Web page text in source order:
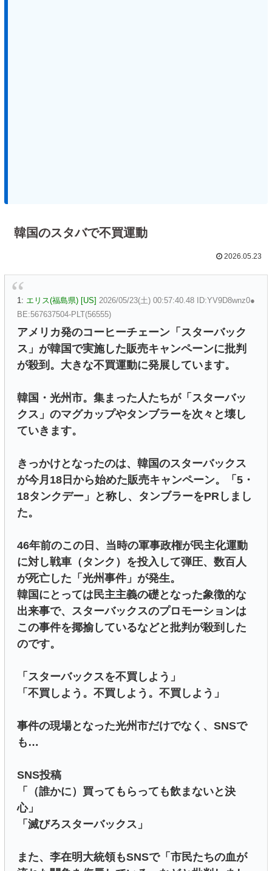
韓国のスタバで不買運動
2026.05.23
1: エリス(福島県) [US] 2026/05/23(土) 00:57:40.48 ID:YV9D8wnz0●
BE:567637504-PLT(56555)
アメリカ発のコーヒーチェーン「スターバック
ス」が韓国で実施した販売キャンペーンに批判
が殺到。大きな不買運動に発展しています。
韓国・光州市。集まった人たちが「スターバッ
クス」のマグカップやタンブラーを次々と壊し
ていきます。
きっかけとなったのは、韓国のスターバックス
が今月18日から始めた販売キャンペーン。「5・
18タンクデー」と称し、タンブラーをPRしまし
た。
46年前のこの日、当時の軍事政権が民主化運動
に対し戦車（タンク）を投入して弾圧、数百人
が死亡した「光州事件」が発生。
韓国にとっては民主主義の礎となった象徴的な
出来事で、スターバックスのプロモーションは
この事件を揶揄しているなどと批判が殺到した
のです。
「スターバックスを不買しよう」
「不買しよう。不買しよう。不買しよう」
事件の現場となった光州市だけでなく、SNSで
も…
SNS投稿
「（誰かに）買ってもらっても飲まないと決
心」
「滅びろスターバックス」
また、李在明大統領もSNSで「市民たちの血が